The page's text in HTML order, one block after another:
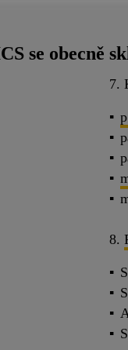
se obecně
7.
8.